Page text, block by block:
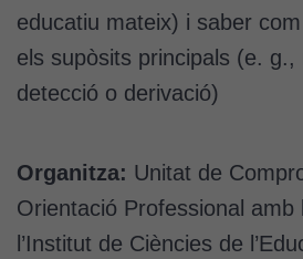
educatiu mateix) i saber
els supòsits principals (e. g.,
detecció o derivació)
Organitza: Unitat de
Orientació Professional amb
l’Institut de Ciències de